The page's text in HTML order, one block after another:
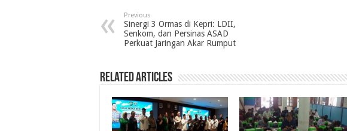
Previous
Sinergi 3 Ormas di Kepri: LDII,
Senkom, dan Persinas ASAD
Perkuat Jaringan Akar Rumput
Related Articles